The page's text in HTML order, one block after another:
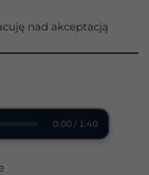
nad akceptacją
0:00 / 1:40